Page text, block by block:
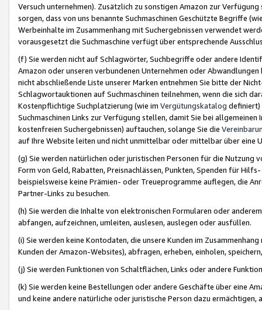
Versuch unternehmen). Zusätzlich zu sonstigen Amazon zur
sorgen, dass von uns benannte Suchmaschinen Geschützte Begriffe
Werbeinhalte im Zusammenhang mit Suchergebnissen verwendet
vorausgesetzt die Suchmaschine verfügt über entsprechende
(f) Sie werden nicht auf Schlagwörter, Suchbegriffe oder andere
Amazon oder unseren verbundenen Unternehmen oder
nicht abschließende Liste unserer Marken entnehmen Sie bitte der
Schlagwortauktionen auf Suchmaschinen teilnehmen, wenn die sich
Kostenpflichtige Suchplatzierung (wie im Vergütungskatalog definiert)
Suchmaschinen Links zur Verfügung stellen, damit Sie bei
kostenfreien Suchergebnissen) auftauchen, solange Sie die
auf Ihre Website leiten und nicht unmittelbar oder mittelbar über eine
(g) Sie werden natürlichen oder juristischen Personen für die Nutzung
Form von Geld, Rabatten, Preisnachlässen, Punkten, Spenden für
beispielsweise keine Prämien- oder Treueprogramme auflegen, die
Partner-Links zu besuchen.
(h) Sie werden die Inhalte von elektronischen Formularen oder
abfangen, aufzeichnen, umleiten, auslesen, auslegen oder ausfüllen.
(i) Sie werden keine Kontodaten, die unsere Kunden im
Kunden der Amazon-Websites), abfragen, erheben, einholen,
(j) Sie werden Funktionen von Schaltflächen, Links oder andere
(k) Sie werden keine Bestellungen oder andere Geschäfte über eine
und keine andere natürliche oder juristische Person dazu